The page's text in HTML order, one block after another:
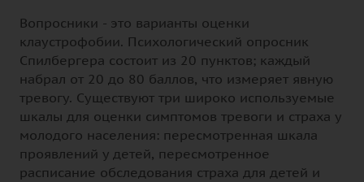
Вопросники - это варианты оценки
клаустрофобии. Психологический опросник
Спилбергера состоит из 20 пунктов; каждый
набрал от 20 до 80 баллов, что измеряет явную
тревогу. Существуют три широко используемые
шкалы для оценки симптомов тревоги и страха у
молодого населения: пересмотренная шкала
проявлений у детей, пересмотренное
расписание обследования страха для детей и